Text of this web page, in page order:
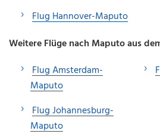
Flug Hannover-Maputo
Weitere Flüge nach Maputo aus
Flug Amsterdam-
Maputo
Flug Johannesburg-
Maputo